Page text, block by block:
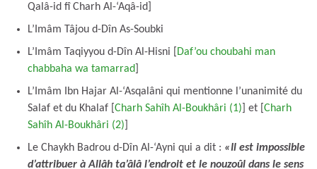
Qalâ-id fî Charh Al-‘Aqâ-id]
L’Imâm Tâjou d-Dîn As-Soubki
L’Imâm Taqiyyou d-Dîn Al-Hisni [
Daf’ou choubahi man
chabbaha wa tamarrad
L’Imâm Ibn Hajar Al-‘Asqalâni qui mentionne l’unanimité du
Salaf et du Khalaf [ Charh Sahîh Al-Boukhâri (1) ] et [ Charh
Sahîh Al-Boukhâri (2)
Le Chaykh Badrou d-Dîn Al-‘Ayni qui a dit : «Il est impossible
d’attribuer à Allâh ta’âlâ l’endroit et le nouzoûl dans le sens